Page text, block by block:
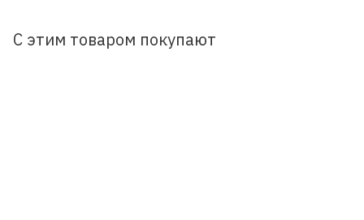
С этим товаром покупают